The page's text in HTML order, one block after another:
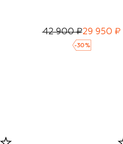
42 900 ₽29 950 ₽
-30 %